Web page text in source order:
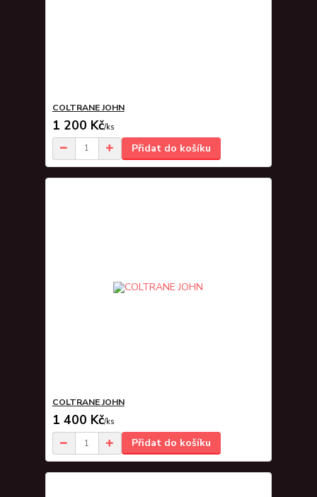
COLTRANE JOHN
1 200 Kč/ks
Přidat do košíku
COLTRANE JOHN
1 400 Kč/ks
Přidat do košíku